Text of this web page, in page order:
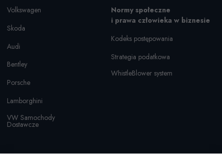
Volkswagen
Skoda
Audi
Bentley
Porsche
Lamborghini
VW Samochody
Dostawcze
Normy społeczne
i prawa człowieka w biznesie
Kodeks postępowania
Strategia podatkowa
WhistleBlower system